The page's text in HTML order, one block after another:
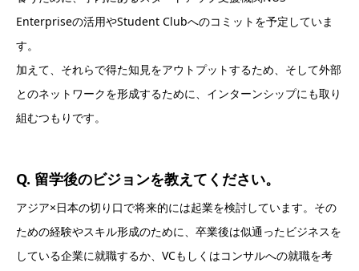
Enterpriseの活用やStudent Clubへのコミットを予定していま
す。
加えて、それらで得た知見をアウトプットするため、そして外部
とのネットワークを形成するために、インターンシップにも取り
組むつもりです。
Q. 留学後のビジョンを教えてください。
アジア×日本の切り口で将来的には起業を検討しています。その
ための経験やスキル形成のために、卒業後は似通ったビジネスを
している企業に就職するか、VCもしくはコンサルへの就職を考